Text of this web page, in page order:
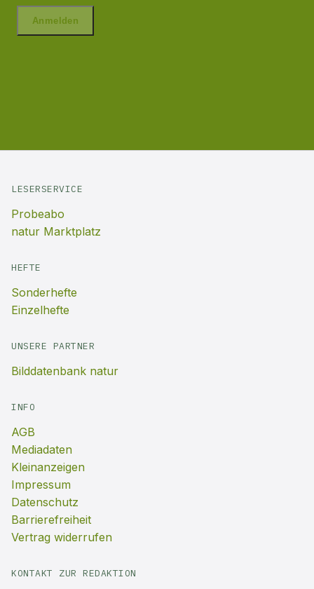
LESERSERVICE
Probeabo
natur Marktplatz
HEFTE
Sonderhefte
Einzelhefte
UNSERE PARTNER
Bilddatenbank natur
INFO
AGB
Mediadaten
Kleinanzeigen
Impressum
Datenschutz
Barrierefreiheit
Vertrag widerrufen
KONTAKT ZUR REDAKTION